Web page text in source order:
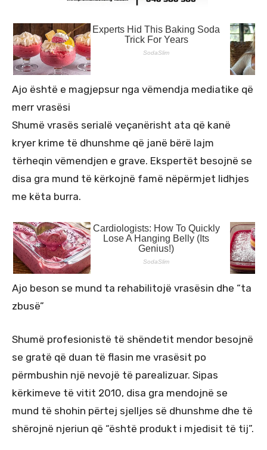
Ajo është e magjepsur nga vëmendja mediatike që
merr vrasësi
Shumë vrasës serialë veçanërisht ata që kanë
kryer krime të dhunshme që janë bërë lajm
tërheqin vëmendjen e grave. Ekspertët besojnë se
disa gra mund të kërkojnë famë nëpërmjet lidhjes
me këta burra.
Ajo beson se mund ta rehabilitojë vrasësin dhe “ta
zbusë”
Shumë profesionistë të shëndetit mendor besojnë
se gratë që duan të flasin me vrasësit po
përmbushin një nevojë të parealizuar. Sipas
kërkimeve të vitit 2010, disa gra mendojnë se
mund të shohin përtej sjelljes së dhunshme dhe të
shërojnë njeriun që “është produkt i mjedisit të tij”.